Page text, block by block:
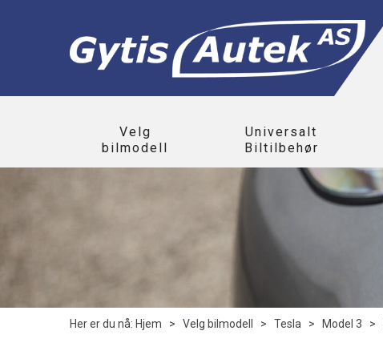
Velg
bilmodell
Universalt
Biltilbehør
Her er du nå: Hjem > Velg bilmodell > Tesla > Model 3 >